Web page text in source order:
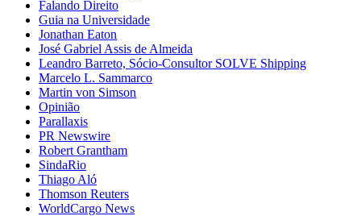
Falando Direito
Guia na Universidade
Jonathan Eaton
José Gabriel Assis de Almeida
Leandro Barreto, Sócio-Consultor SOLVE Shipping
Marcelo L. Sammarco
Martin von Simson
Opinião
Parallaxis
PR Newswire
Robert Grantham
SindaRio
Thiago Aló
Thomson Reuters
WorldCargo News